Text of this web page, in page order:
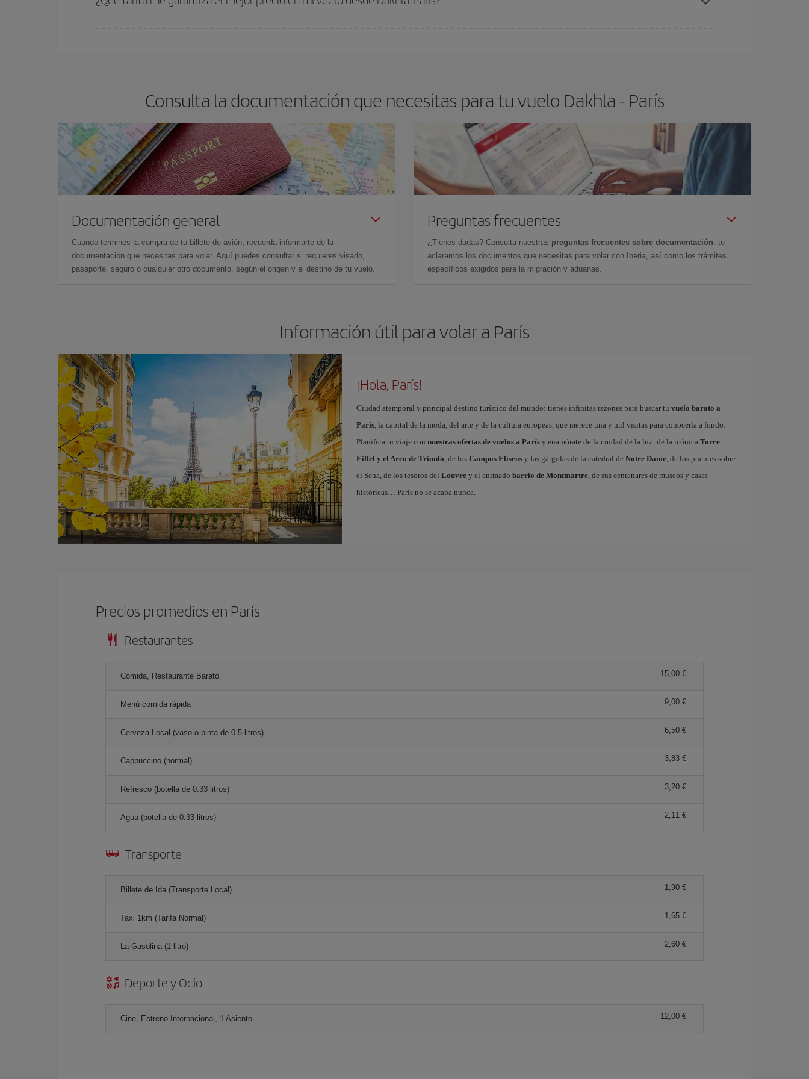
Consulta la documentación que necesitas para tu vuelo Dakhla - París
Documentación general
Cuando termines la compra de tu billete de avión, recuerda informarte de la
documentación que necesitas para volar. Aquí puedes consultar si requieres visado,
pasaporte, seguro o cualquier otro documento, según el origen y el destino de tu vuelo.
Preguntas frecuentes
¿Tienes dudas? Consulta nuestras preguntas frecuentes sobre documentación: te
aclaramos los documentos que necesitas para volar con Iberia, así como los trámites
específicos exigidos para la migración y aduanas.
Información útil para volar a París
¡Hola, París!
Ciudad atemporal y principal destino turístico del mundo: tienes infinitas razones para buscar tu vuelo barato a
París, la capital de la moda, del arte y de la cultura europeas, que merece una y mil visitas para conocerla a fondo.
Planifica tu viaje con nuestras ofertas de vuelos a Parísy enamórate de la ciudad de la luz: de la icónica Torre
Eiffel y el Arco de Triunfo, de los Campos Elíseosy las gárgolas de la catedral de Notre Dame, de los puentes sobre
el Sena, de los tesoros del Louvrey el animado barrio de Montmartre, de sus centenares de museos y casas
históricas… París no se acaba nunca.
Precios promedios en París
Restaurantes
Comida, Restaurante Barato 15,00 €
Menú comida rápida 9,00 €
Cerveza Local (vaso o pinta de 0.5 litros) 6,50 €
Cappuccino (normal) 3,83 €
Refresco (botella de 0.33 litros) 3,20 €
Agua (botella de 0.33 litros) 2,11 €
Transporte
Billete de Ida (Transporte Local) 1,90 €
Taxi 1km (Tarifa Normal) 1,65 €
La Gasolina (1 litro) 2,60 €
Deporte y Ocio
Cine, Estreno Internacional, 1 Asiento 12,00 €